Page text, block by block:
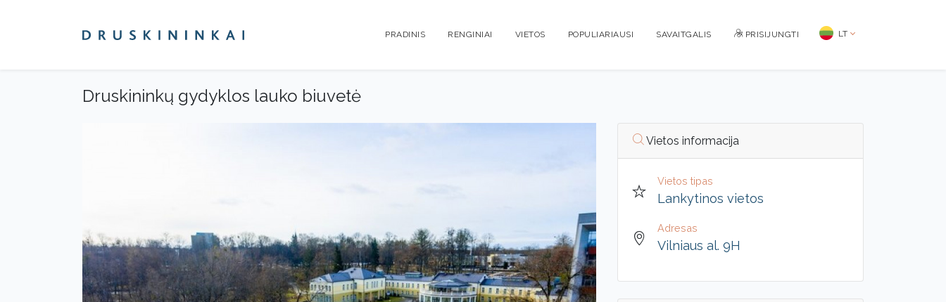
PRADINIS RENGINIAI VIETOS POPULIARIAUSI SAVAITGALIS PRISIJUNGTI LT
Druskininkų gydyklos lauko biuvetė
Vietos informacija
Vietos tipas
Lankytinos vietos
Adresas
Vilniaus al. 9H